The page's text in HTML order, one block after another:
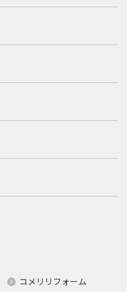
コメリリフォーム